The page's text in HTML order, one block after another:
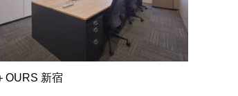
OURS 新宿